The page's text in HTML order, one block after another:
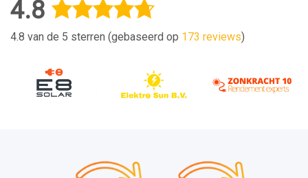
4.8
4.8 van de 5 sterren (gebaseerd op 173 reviews)